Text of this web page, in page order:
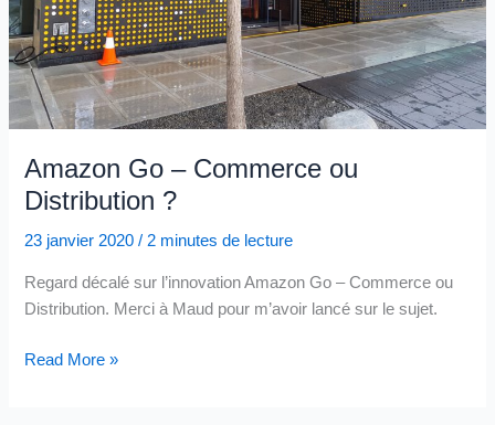
Amazon Go – Commerce ou
Distribution ?
23 janvier 2020/2 minutes de lecture
Regard décalé sur l’innovation Amazon Go – Commerce ou
Distribution. Merci à Maud pour m’avoir lancé sur le sujet.
Amazon
Read More »